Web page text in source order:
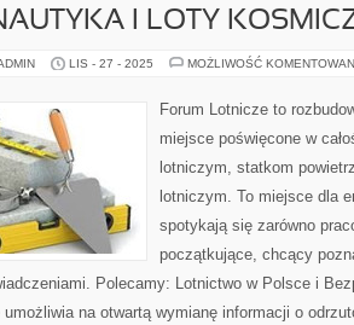
I LOTY
LIS - 27 - 2025 MOŻLIWOŚĆ
Forum Lotnicze to
miejsce poświęcone w
lotniczym, statkom
lotniczym. To miejsce dla
spotykają się zarówno
początkujące, chcący
Polecamy: Lotnictwo w Polsce i
umożliwia na otwartą wymianę informacji o